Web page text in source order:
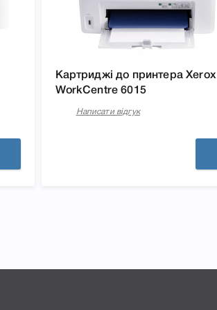
Картриджі до принтера Xerox
WorkCentre 6015
Написати відгук